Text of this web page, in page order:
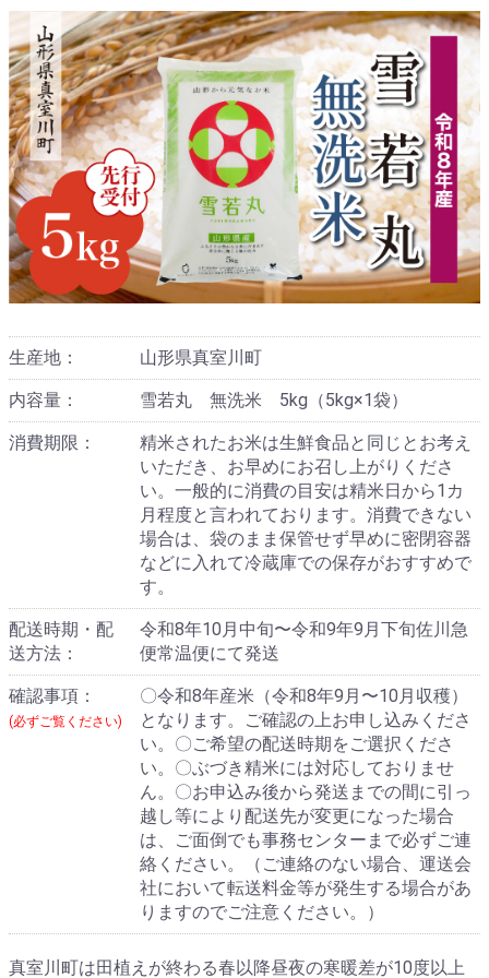
生産地： 山形県真室川町
内容量： 雪若丸 無洗米 5kg（5kg×1袋）
消費期限：
精米されたお米は生鮮食品と同じとお考え
いただき、お早めにお召し上がりくださ
い。一般的に消費の目安は精米日から1カ
月程度と言われております。消費できない
場合は、袋のまま保管せず早めに密閉容器
などに入れて冷蔵庫での保存がおすすめで
す。
配送時期・配
送方法：
令和8年10月中旬〜令和9年9月下旬佐川急
便常温便にて発送
確認事項：
(必ずご覧ください)
〇令和8年産米（令和8年9月〜10月収穫）
となります。ご確認の上お申し込みくださ
い。〇ご希望の配送時期をご選択くださ
い。〇ぶづき精米には対応しておりませ
ん。〇お申込み後から発送までの間に引っ
越し等により配送先が変更になった場合
は、ご面倒でも事務センターまで必ずご連
絡ください。（ご連絡のない場合、運送会
社において転送料金等が発生する場合があ
りますのでご注意ください。）
真室川町は田植えが終わる春以降昼夜の寒暖差が10度以上